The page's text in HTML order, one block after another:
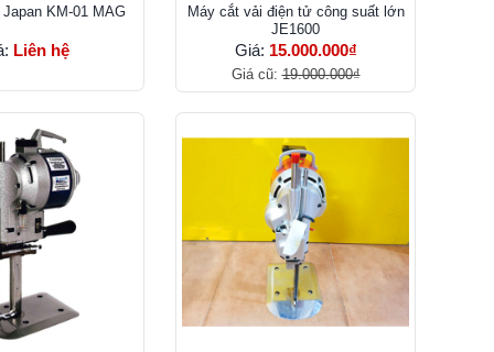
KM-01 MAG
Liên hệ
Máy cắt vải điện tử công suất lớn
JE1600
Giá: 15.000.000₫
Giá cũ:19.000.000₫